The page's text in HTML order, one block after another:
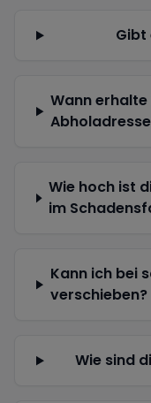
Gibt
Wann
Wie hoch ist
im
Kann ich bei
verschieben?
Wie sind